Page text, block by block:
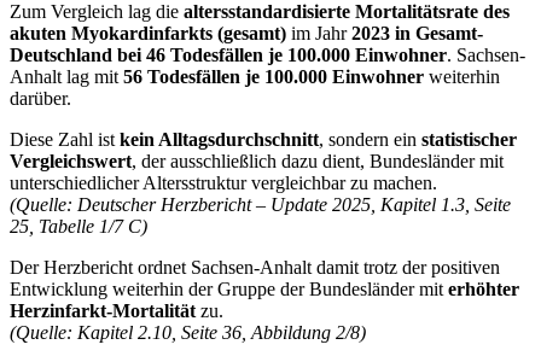
Zum Vergleich lag die altersstandardisierte Mortalitätsrate des
akuten Myokardinfarkts (gesamt) im Jahr2023 in Gesamt-
Deutschland bei 46 Todesfällen je 100.000 Einwohner. Sachsen-
Anhalt lag mit56 Todesfällen je 100.000 Einwohner weiterhin
darüber.
Diese Zahl istkein Alltagsdurchschnitt, sondern ein statistischer
Vergleichswert, der ausschließlich dazu dient, Bundesländer mit
unterschiedlicher Altersstruktur vergleichbar zu machen.
(Quelle: Deutscher Herzbericht – Update 2025, Kapitel 1.3, Seite
25, Tabelle 1/7 C)
Der Herzbericht ordnet Sachsen-Anhalt damit trotz der positiven
Entwicklung weiterhin der Gruppe der Bundesländer miterhöhter
Herzinfarkt-Mortalitätzu.
(Quelle: Kapitel 2.10, Seite 36, Abbildung 2/8)